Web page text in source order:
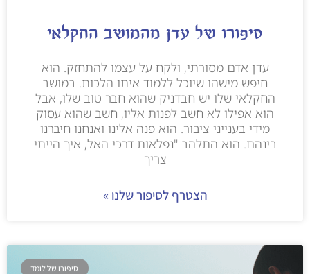
סיפורו של עדן מהמושב החקלאי
עדן אדם מסורתי, ולקח על עצמו להתחזק. הוא
חיפש מישהו שיוכל ללמוד איתו הלכות. במושב
החקלאי שלו יש חבדניק שהוא חבר טוב שלו, אבל
הוא אפילו לא חשב לפנות אליו, חשב שהוא עסוק
מידי בענייני ציבור. הוא פנה אלינו ואנחנו חיברנו
בינהם. הוא התלהב "נפלאות דרכי האל, איך הייתי
צריך
הצטרף לסיפור שלנו »
סיפורו של לומד